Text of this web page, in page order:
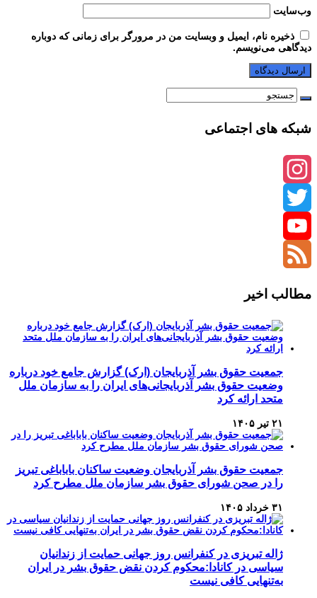
وب‌سایت
ذخیره نام، ایمیل و وبسایت من در مرورگر برای زمانی که دوباره
دیدگاهی می‌نویسم.
شبکه های اجتماعی
Instagram
Twitter
YouTube
مطالب اخیر
جمعیت حقوق بشر آذربایجان (ارک) گزارش جامع خود درباره
وضعیت حقوق بشر آذربایجانی‌های ایران را به سازمان ملل
متحد ارائه کرد
۲۱ تیر ۱۴۰۵
جمعیت حقوق بشر آذربایجان وضعیت ساکنان باباباغی تبریز
را در صحن شورای حقوق بشر سازمان ملل مطرح کرد
۳۱ خرداد ۱۴۰۵
ژاله تبریزی در کنفرانس روز جهانی حمایت از زندانیان
سیاسی در کانادا:محکوم کردن نقض حقوق بشر در ایران
به‌تنهایی کافی نیست